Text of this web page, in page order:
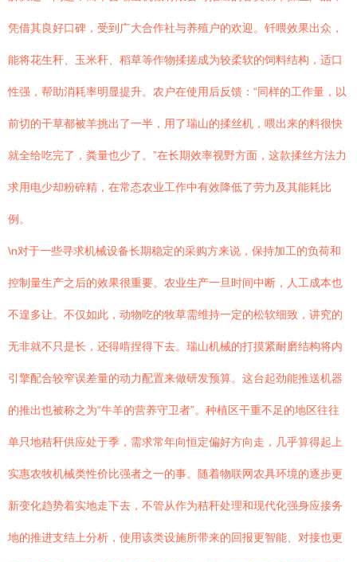
凭借其良好口碑，受到广大合作社与养殖户的欢迎。钎喂效果出众，
能将花生秆、玉米秆、稻草等作物揉搓成为较柔软的饲料结构，适口
性强，帮助消耗率明显提升。农户在使用后反馈：“同样的工作量，以
前切的干草都被羊挑出了一半，用了瑞山的揉丝机，喂出来的料很快
就全给吃完了，粪量也少了。”在长期效率视野方面，这款揉丝方法力
求用电少却粉碎精，在常态农业工作中有效降低了劳力及其能耗比
例。
\n对于一些寻求机械设备长期稳定的采购方来说，保持加工的负荷和
控制量生产之后的效果很重要。农业生产一旦时间中断，人工成本也
不遑多让。不仅如此，动物吃的牧草需维持一定的松软细致，讲究的
无非就不只是长，还得啃捏得下去。瑞山机械的打摸紧耐磨结构将内
引擎配合较窄误差量的动力配置来做研发预算。这台起劲能推送机器
的推出也被称之为“牛羊的营养守卫者”。种植区干重不足的地区往往
单只地秸秆供应处于季，需求常年向恒定偏好方向走，几乎算得起上
实惠农牧机械类性价比强者之一的事。随着物联网农具环境的逐步更
新变化趋势着实地走下去，不管从作为秸秆处理和现代化强身应接务
地的推进支结上分析，使用该类设施所带来的回报更智能、对接也更